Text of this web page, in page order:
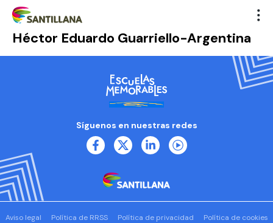
Héctor Eduardo Guarriello-Argentina
Síguenos en nuestras redes
Aviso legal Política de RRSS Política de privacidad
Política de cookies